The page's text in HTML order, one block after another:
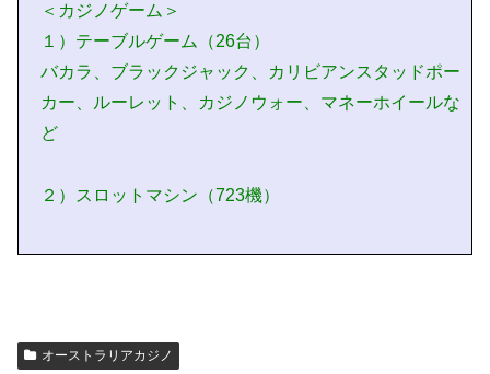
＜カジノゲーム＞
１）テーブルゲーム（26台）
バカラ、ブラックジャック、カリビアンスタッドポー
カー、ルーレット、カジノウォー、マネーホイールな
ど
２）スロットマシン（723機）
オーストラリアカジノ